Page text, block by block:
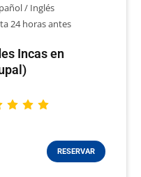
/ Inglés
24 horas antes
Incas en
RESERVAR